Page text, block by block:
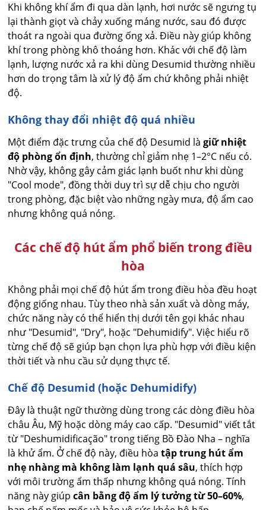
Khi không khí ẩm đi qua dàn lạnh, hơi nước sẽ ngưng tụ
lại thành giọt và chảy xuống máng nước, sau đó được
thoát ra ngoài qua đường ống xả. Điều này giúp không
khí trong phòng khô thoáng hơn. Khác với chế độ làm
lạnh, lượng nước xả ra khi dùng Desumid thường nhiều
hơn do trọng tâm là xử lý độ ẩm chứ không phải nhiệt
độ.
Không thay đổi nhiệt độ quá nhiều
Một điểm đặc trưng của chế độ Desumid làgiữ nhiệt
độ phòng ổn định, thường chỉ giảm nhẹ 1–2°C nếu có.
Nhờ vậy, không gây cảm giác lạnh buốt như khi dùng
"Cool mode", đồng thời duy trì sự dễ chịu cho người
trong phòng, đặc biệt vào những ngày mưa, độ ẩm cao
nhưng không quá nóng.
Các chế độ hút ẩm phổ biến trong điều
hòa
Không phải mọi chế độ hút ẩm trong điều hòa đều hoạt
động giống nhau. Tùy theo nhà sản xuất và dòng máy,
chức năng này có thể hiển thị dưới tên gọi khác nhau
như "Desumid", "Dry", hoặc "Dehumidify". Việc hiểu rõ
từng chế độ sẽ giúp bạn chọn lựa phù hợp với điều kiện
thời tiết và nhu cầu sử dụng thực tế.
Chế độ Desumid (hoặc Dehumidify)
Đây là thuật ngữ thường dùng trong các dòng điều hòa
châu Âu, Mỹ hoặc dòng máy cao cấp. "Desumid" viết tắt
từ "Deshumidificação" trong tiếng Bồ Đào Nha – nghĩa
là khử ẩm. Ở chế độ này, điều hòatập trung hút ẩm
nhẹ nhàng mà không làm lạnh quá sâu, thích hợp
với môi trường ẩm thấp nhưng không quá nóng. Tính
năng này giúpcân bằng độ ẩm lý tưởng từ 50–60%,